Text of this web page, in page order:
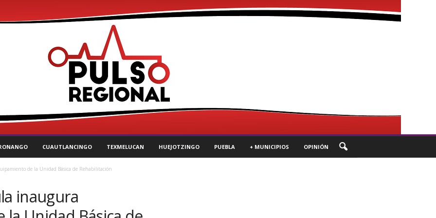
CUAUTLANCINGO TEXMELUCAN HUEJOTZINGO PUEBLA + MUNICIPIOS OPINIÓN
de la Unidad Básica de Rehabilitación
inaugura